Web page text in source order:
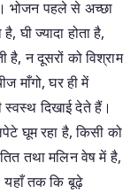
भोजन पहले से अच्छा
घी ज्यादा होता है,
है, न दूसरों को विश्राम
माँगो, घर ही में
दिखाई देते हैं।
घूम रहा है, किसी को
तथा मलिन वेष में है,
यहाँ तक कि बूढ़े